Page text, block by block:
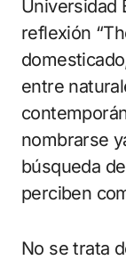
Universidad
reflexión
entre
nombrarse
búsqueda
perciben
No se trata